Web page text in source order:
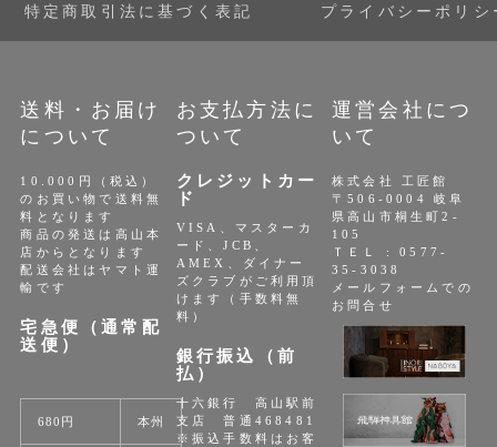
特定商取引法に基づく表記 プライバシーポリシ
送料・お届け
について
10.000円（税込）
のお買い物で送料無
料となります
商品の発送は高山本
店からとなります
配送会社はヤマト運
輸です
宅急便（通常配
送便）
680円 本州
お支払方法に
ついて
クレジットカー
ド
VISA、マスターカ
ード、JCB、
AMEX、ダイナー
ズクラブがご利用頂
けます（手数料無
料）
銀行振込（前
払）
十六銀行 高山駅前
支店 普通468481
※振込手数料はお客
運営会社につ
いて
株式会社 工匠館
〒506-0004 岐阜
県高山市桐生町2-
105
ＴＥＬ : 0577-
35-3038
メールフォームでの
お問合せ